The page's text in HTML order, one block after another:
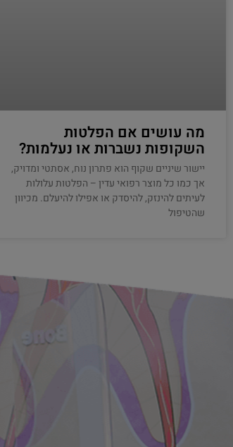
מה עושים אם הפלטות
השקופות נשברות או נעלמות?
יישור שיניים שקוף הוא פתרון נוח, אסתטי ומדויק,
אך כמו כל מוצר רפואי עדין – הפלטות עלולות
לעיתים להינזק, להיסדק או אפילו להיעלם. מכיוון
שהטיפול